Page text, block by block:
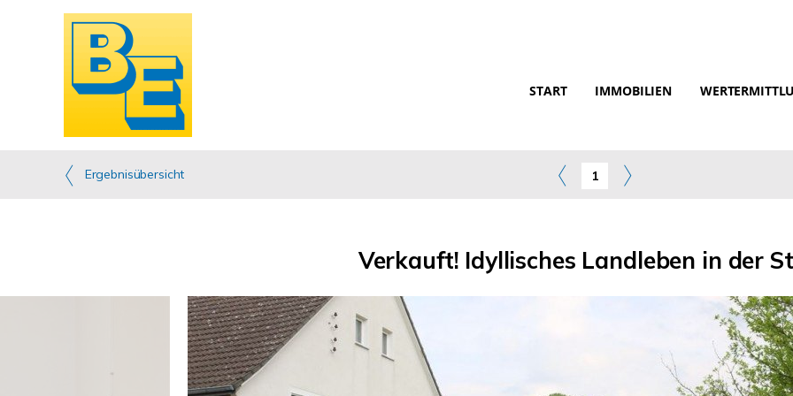
START IMMOBILIEN
Ergebnisübersicht 1
Verkauft! Idyllisches Landleben in der